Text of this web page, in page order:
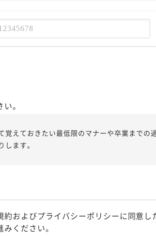
。
覚えておきたい最低限のマナーや卒業までの
します。
およびプライバシーポリシーに同意し
ください。